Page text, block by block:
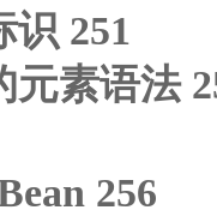
识 251
元素语法
256